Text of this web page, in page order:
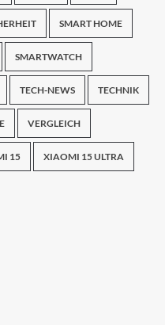
SMART HOME
SMARTWATCH
TECH-NEWS TECHNIK
VERGLEICH
15 XIAOMI 15 ULTRA